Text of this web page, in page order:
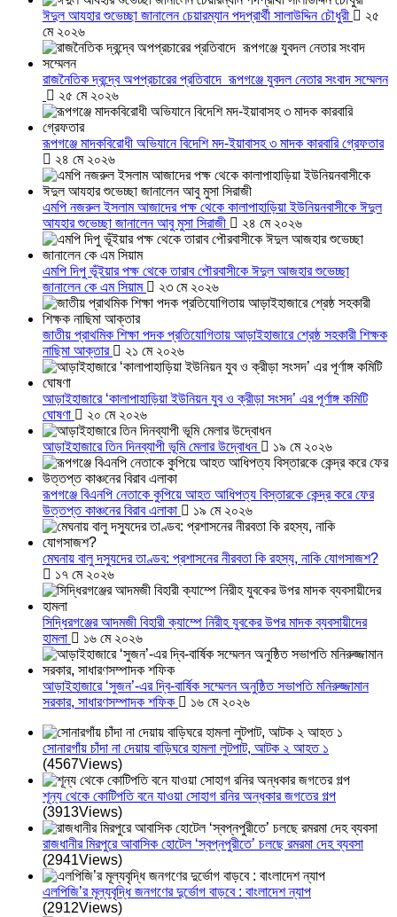
ঈদুল আযহার শুভেচ্ছা জানালেন চেয়ারম্যান পদপ্রার্থী সালাউদ্দিন চৌধুরী
২৫
মে ২০২৬
রাজনৈতিক দ্বন্দ্বে অপপ্রচারের প্রতিবাদে ‎রূপগঞ্জে যুবদল নেতার সংবাদ সম্মেলন
২৫ মে ২০২৬
রূপগঞ্জে মাদকবিরোধী অভিযানে বিদেশি মদ-ইয়াবাসহ ৩ মাদক কারবারি গ্রেফতার
২৪ মে ২০২৬
এমপি নজরুল ইসলাম আজাদের পক্ষ থেকে কালাপাহাড়িয়া ইউনিয়নবাসীকে ঈদুল
আযহার শুভেচ্ছা জানালেন আবু মুসা সিরাজী
২৪ মে ২০২৬
এমপি দিপু ভূঁইয়ার পক্ষ থেকে তারাব পৌরবাসীকে ঈদুল আজহার শুভেচ্ছা
জানালেন কে এম সিয়াম
২৩ মে ২০২৬
জাতীয় প্রাথমিক শিক্ষা পদক প্রতিযোগিতায় আড়াইহাজারে শ্রেষ্ঠ সহকারী শিক্ষক
নাছিমা আক্তার
২১ মে ২০২৬
আড়াইহাজারে ‘কালাপাহাড়িয়া ইউনিয়ন যুব ও ক্রীড়া সংসদ’ এর পূর্ণাঙ্গ কমিটি
ঘোষণা
২০ মে ২০২৬
আড়াইহাজারে তিন দিনব্যাপী ভূমি মেলার উদ্বোধন ১৯ মে ২০২৬
রূপগঞ্জে বিএনপি নেতাকে কুপিয়ে আহত আধিপত্য বিস্তারকে কেন্দ্র করে ফের
উত্তপ্ত কাঞ্চনের বিরাব এলাকা
১৯ মে ২০২৬
মেঘনায় বালু দস্যুদের তাণ্ডব: প্রশাসনের নীরবতা কি রহস্য, নাকি যোগসাজশ?
১৭ মে ২০২৬
সিদ্ধিরগঞ্জের আদমজী বিহারী ক্যাম্পে নিরীহ যুবকের উপর মাদক ব্যবসায়ীদের
হামলা
১৬ মে ২০২৬
আড়াইহাজারে ‘সুজন’-এর দ্বি-বার্ষিক সম্মেলন অনুষ্ঠিত সভাপতি মনিরুজ্জামান
সরকার, সাধারণসম্পাদক শফিক
১৬ মে ২০২৬
সোনারগাঁয় চাঁদা না দেয়ায় বাড়িঘরে হামলা লুটপাট, আটক ২ আহত ১
(4567Views)
শূন্য থেকে কোটিপতি বনে যাওয়া সোহাগ রনির অন্ধকার জগতের গল্প
(3913Views)
রাজধানীর মিরপুরে আবাসিক হোটেল ‘স্বপ্নপুরীতে’ চলছে রমরমা দেহ ব্যবসা
(2941Views)
এলপিজি’র মূল্যবৃদ্ধি জনগণের দুর্ভোগ বাড়বে : বাংলাদেশ ন্যাপ
(2912Views)